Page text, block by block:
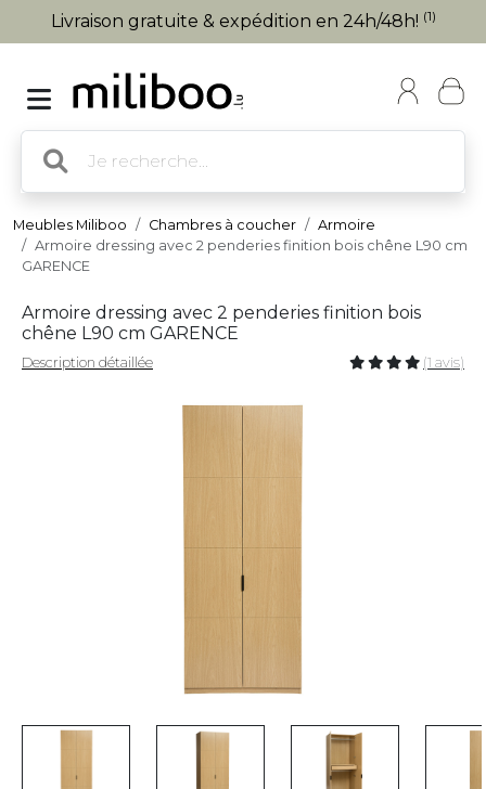
Livraison gratuite & expédition en 24h/48h! (1)
Meubles Miliboo Chambres à coucher
Armoire
Armoire dressing avec 2 penderies finition bois chêne L90 cm
GARENCE
Armoire dressing avec 2 penderies finition bois
chêne L90 cm GARENCE
Description détaillée (1 avis)